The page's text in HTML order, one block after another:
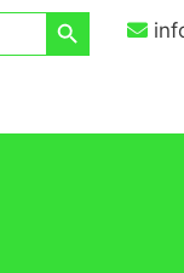
Search Button